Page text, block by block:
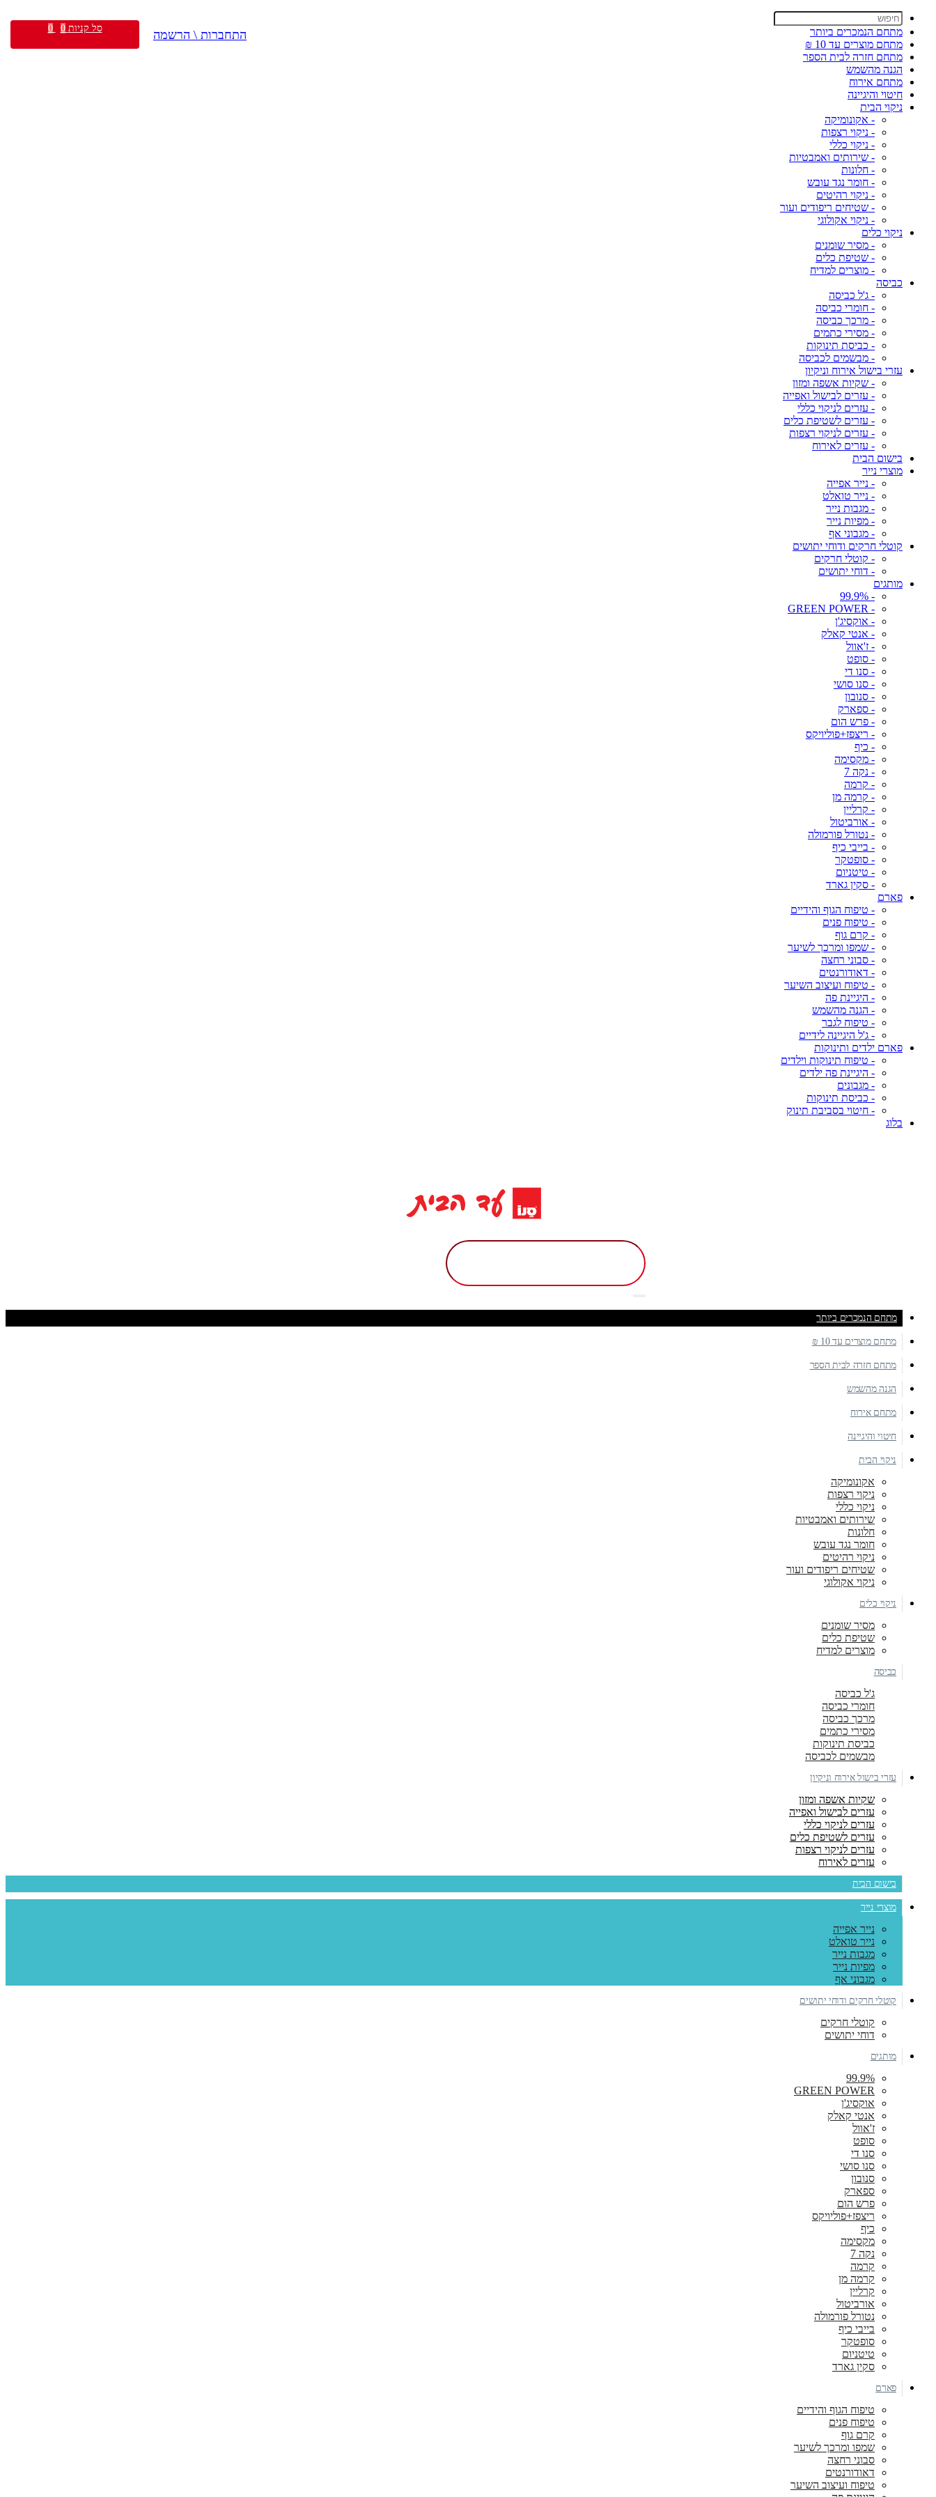
מתחם הנמכרים ביותר
מתחם מוצרים עד 10 ₪
מתחם חזרה לבית הספר
הגנה מהשמש
מתחם אירוח
חיטוי והיגיינה
ניקוי הבית
- אקונומיקה
- ניקוי רצפות
- ניקוי כללי
- שירותים ואמבטיות
- חלונות
- חומר נגד עובש
- ניקוי רהיטים
- שטיחים ריפודים ועור
- ניקוי אקולוגי
ניקוי כלים
- מסיר שומנים
- שטיפת כלים
- מוצרים למדיח
כביסה
- ג'ל כביסה
- חומרי כביסה
- מרכך כביסה
- מסירי כתמים
- כביסת תינוקות
- מבשמים לכביסה
עזרי בישול אירוח וניקיון
- שקיות אשפה ומזון
- עזרים לבישול ואפייה
- עזרים לניקוי כללי
- עזרים לשטיפת כלים
- עזרים לניקוי רצפות
- עזרים לאירוח
בישום הבית
מוצרי נייר
- נייר אפייה
- נייר טואלט
- מגבות נייר
- מפיות נייר
- מגבוני אף
קוטלי חרקים ודוחי יתושים
- קוטלי חרקים
- דוחי יתושים
מותגים
- 99.9%
- GREEN POWER
- אוקסיג'ן
- אנטי קאלק
- ז'אוול
- סופט
- סנו די
- סנו סושי
- סנובון
- ספארק
- פרש הום
- ריצפז+פוליויקס
- כיף
- מקסימה
- נקה 7
- קרמה
- קרמה מן
- קרליין
- אורביטול
- נטורל פורמולה
- בייבי כיף
- סופטקר
- טיטניום
- סקין גארד
פארם
- טיפוח הגוף והידיים
- טיפוח פנים
- קרם גוף
- שמפו ומרכך לשיער
- סבוני רחצה
- דאודורנטים
- טיפוח ועיצוב השיער
- היגיינת פה
- הגנה מהשמש
- טיפוח לגבר
- ג'ל היגיינה לידיים
פארם ילדים ותינוקות
- טיפוח תינוקות וילדים
- היגיינת פה ילדים
- מגבונים
- כביסת תינוקות
- חיטוי בסביבת תינוק
בלוג
התחברות \ הרשמה סל קניות 0
0
מתחם הנמכרים ביותר
מתחם מוצרים עד 10 ₪
מתחם חזרה לבית הספר
הגנה מהשמש
מתחם אירוח
חיטוי והיגיינה
ניקוי הבית
אקונומיקה
ניקוי רצפות
ניקוי כללי
שירותים ואמבטיות
חלונות
חומר נגד עובש
ניקוי רהיטים
שטיחים ריפודים ועור
ניקוי אקולוגי
ניקוי כלים
מסיר שומנים
שטיפת כלים
מוצרים למדיח
כביסה
ג'ל כביסה
חומרי כביסה
מרכך כביסה
מסירי כתמים
כביסת תינוקות
מבשמים לכביסה
עזרי בישול אירוח וניקיון
שקיות אשפה ומזון
עזרים לבישול ואפייה
עזרים לניקוי כללי
עזרים לשטיפת כלים
עזרים לניקוי רצפות
עזרים לאירוח
בישום הבית
מוצרי נייר
נייר אפייה
נייר טואלט
מגבות נייר
מפיות נייר
מגבוני אף
קוטלי חרקים ודוחי יתושים
קוטלי חרקים
דוחי יתושים
מותגים
99.9%
GREEN POWER
אוקסיג'ן
אנטי קאלק
ז'אוול
סופט
סנו די
סנו סושי
סנובון
ספארק
פרש הום
ריצפז+פוליויקס
כיף
מקסימה
נקה 7
קרמה
קרמה מן
קרליין
אורביטול
נטורל פורמולה
בייבי כיף
סופטקר
טיטניום
סקין גארד
פארם
טיפוח הגוף והידיים
טיפוח פנים
קרם גוף
שמפו ומרכך לשיער
סבוני רחצה
דאודורנטים
טיפוח ועיצוב השיער